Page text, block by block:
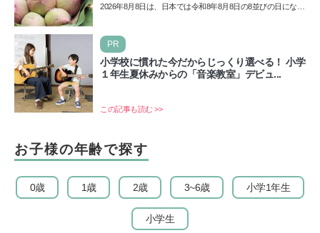
日食の影響にも注目
2026年8月8日は、日本では令和8年8月8日の8並びの日になり
PR
小学校に慣れた今だからじっくり選べる！ 小学
１年生夏休みからの「音楽教室」デビュ...
この記事も読む >>
お子様の年齢で探す
0歳 1歳 2歳 3~6歳 小学1年生
小学生